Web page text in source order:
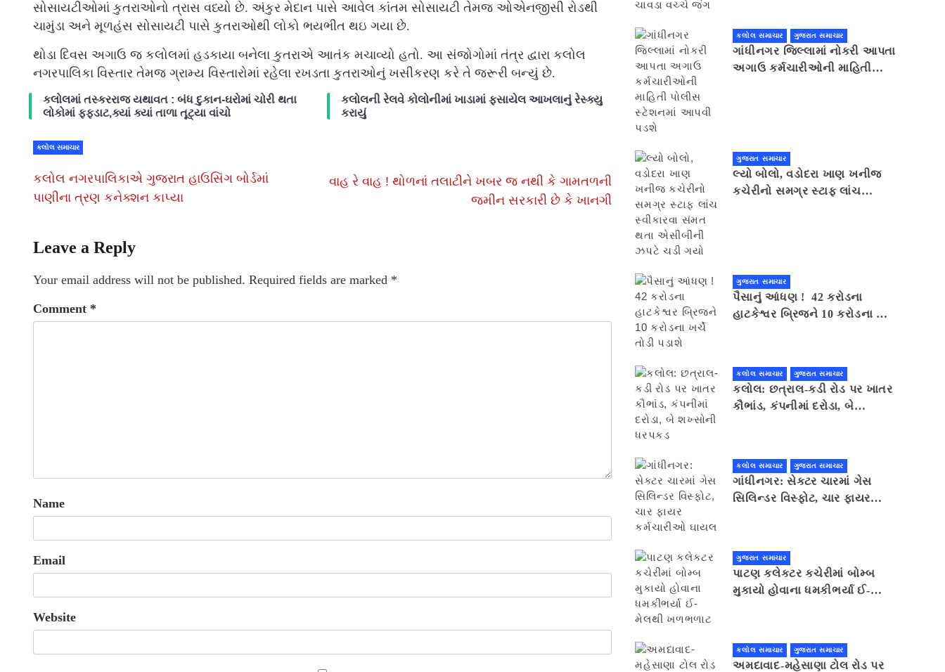
સોસાયટીઓમાં કુતરાઓનો ત્રાસ વધ્યો છે. અંકુર મેદાન પાસે આવેલ કાંતમ સોસાયટી તેમજ ઓએનજીસી રોડથી
ચામુંડા અને મૂળહંસ સોસાયટી પાસે કુતરાઓથી લોકો ભયભીત થઇ ગયા છે.
થોડા દિવસ અગાઉ જ કલોલમાં હડકાયા બનેલા કુતરાએ આતંક મચાવ્યો હતો. આ સંજોગોમાં તંત્ર દ્વારા કલોલ
નગરપાલિકા વિસ્તાર તેમજ ગ્રામ્ય વિસ્તારોમાં રહેલા રખડતા કુતરાઓનું ખસીકરણ કરે તે જરૂરી બન્યું છે.
કલોલમાં તસ્કરરાજ યથાવત : બંધ દુકાન-ઘરોમાં ચોરી થતા
લોકોમાં ફફડાટ,ક્યાં ક્યાં તાળા તૂટ્યા વાંચો
કલોલની રેલવે કોલોનીમાં ખાડામાં ફસાયેલ આખલાનું રેસ્ક્યુ
કરાયું
કલોલ સમાચાર
કલોલ નગરપાલિકાએ ગુજરાત હાઉસિંગ બોર્ડમાં
પાણીના ત્રણ કનેક્શન કાપ્યા
વાહ રે વાહ ! થોળનાં તલાટીને ખબર જ નથી કે ગામતળની
જમીન સરકારી છે કે ખાનગી
Leave a Reply
Your email address will not be published. Required fields are marked *
Comment *
Name
Email
Website
કલોલ સમાચાર ગુજરાત સમાચાર
ગાંધીનગર જિલ્લામાં નોકરી આપતા
અગાઉ કર્મચારીઓની માહિતી
ગુજરાત સમાચાર
લ્યો બોલો, વડોદરા ખાણ ખનીજ
કચેરીનો સમગ્ર સ્ટાફ લાંચ
ગુજરાત સમાચાર
પૈસાનું આંધણ ! 42 કરોડના
હાટકેશ્વર બ્રિજને 10 કરોડના ખર્ચે
કલોલ સમાચાર ગુજરાત સમાચાર
કલોલ: છત્રાલ-કડી રોડ પર ખાતર
કૌભાંડ, કંપનીમાં દરોડા, બે
કલોલ સમાચાર ગુજરાત સમાચાર
ગાંધીનગર: સેક્ટર ચારમાં ગેસ
સિલિન્ડર વિસ્ફોટ, ચાર ફાયર
ગુજરાત સમાચાર
પાટણ કલેકટર કચેરીમાં બોમ્બ
મુકાયો હોવાના ધમકીભર્યા ઈ-
કલોલ સમાચાર ગુજરાત સમાચાર
અમદાવાદ-મહેસાણા ટોલ રોડ પર